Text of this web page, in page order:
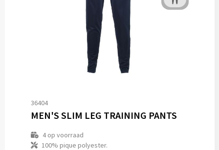
36404
MEN'S SLIM LEG TRAINING PANTS
4op voorraad
100% pique polyester.